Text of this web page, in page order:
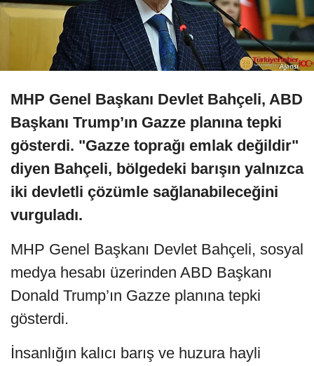
MHP Genel Başkanı Devlet Bahçeli, ABD
Başkanı Trump’ın Gazze planına tepki
gösterdi. "Gazze toprağı emlak değildir"
diyen Bahçeli, bölgedeki barışın yalnızca
iki devletli çözümle sağlanabileceğini
vurguladı.
MHP Genel Başkanı Devlet Bahçeli, sosyal
medya hesabı üzerinden ABD Başkanı
Donald Trump’ın Gazze planına tepki
gösterdi.
İnsanlığın kalıcı barış ve huzura hayli